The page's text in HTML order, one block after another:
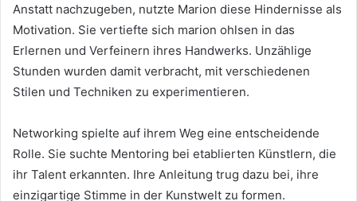
Anstatt nachzugeben, nutzte Marion diese Hindernisse als
Motivation. Sie vertiefte sich marion ohlsen in das
Erlernen und Verfeinern ihres Handwerks. Unzählige
Stunden wurden damit verbracht, mit verschiedenen
Stilen und Techniken zu experimentieren.
Networking spielte auf ihrem Weg eine entscheidende
Rolle. Sie suchte Mentoring bei etablierten Künstlern, die
ihr Talent erkannten. Ihre Anleitung trug dazu bei, ihre
einzigartige Stimme in der Kunstwelt zu formen.